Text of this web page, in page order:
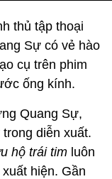
thủ tập thoại
Sự có vẻ hào
cụ trên phim
ống kính.
Quang Sự,
diễn xuất.
hộ trái tim luôn
hiện. Gần